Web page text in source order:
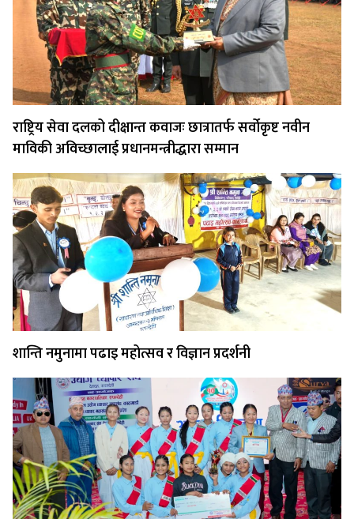
राष्ट्रिय सेवा दलको दीक्षान्त कवाजः छात्रातर्फ सर्वोकृष्ट नवीन
माविकी अविच्छालाई प्रधानमन्त्रीद्धारा सम्मान
शान्ति नमुनामा पढाइ महोत्सव र विज्ञान प्रदर्शनी